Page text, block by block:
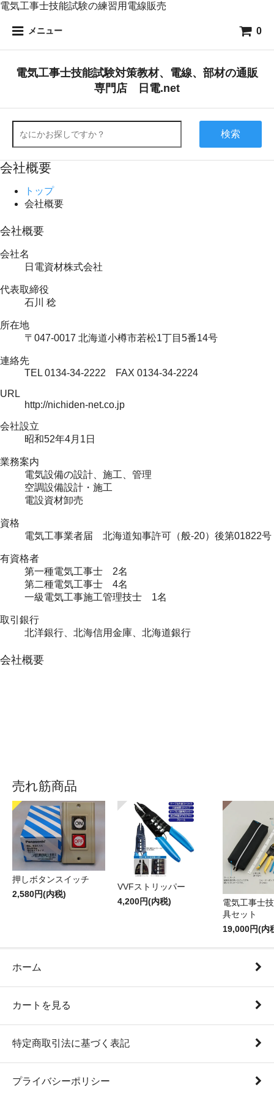
電気工事士技能試験の練習用電線販売
メニュー 0
電気工事士技能試験対策教材、電線、部材の通販
専門店 日電.net
検索
会社概要
トップ
会社概要
会社概要
会社名
日電資材株式会社
代表取締役
石川 稔
所在地
〒047-0017 北海道小樽市若松1丁目5番14号
連絡先
TEL 0134-34-2222 FAX 0134-34-2224
URL
http://nichiden-net.co.jp
会社設立
昭和52年4月1日
業務案内
電気設備の設計、施工、管理
空調設備設計・施工
電設資材卸売
資格
電気工事業者届 北海道知事許可（般-20）後第01822号
有資格者
第一種電気工事士 2名
第二種電気工事士 4名
一級電気工事施工管理技士 1名
取引銀行
北洋銀行、北海信用金庫、北海道銀行
会社概要
売れ筋商品
押しボタンスイッチ
2,580円(内税)
VVFストリッパー
4,200円(内税)
電気工事士
具セット
19,000円(内
ホーム
カートを見る
特定商取引法に基づく表記
プライバシーポリシー